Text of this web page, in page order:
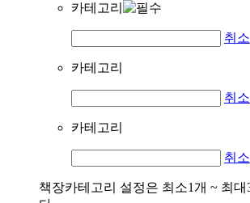
카테고리
취소
카테고리
취소
카테고리
취소
책장카테고리 설정은 최소1개 ~ 최대